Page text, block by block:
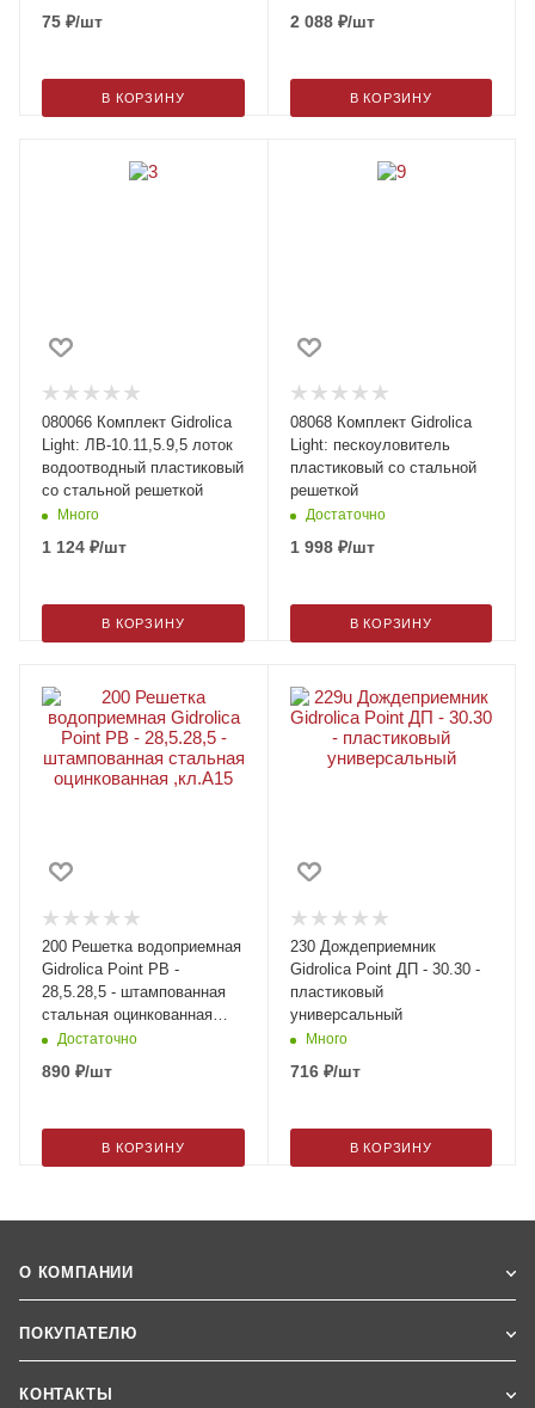
75 ₽/шт
В КОРЗИНУ
2 088₽/шт
В КОРЗИНУ
080066 Комплект Gidrolica
Light: ЛВ-10.11,5.9,5 лоток
водоотводный пластиковый
со стальной решеткой
Много
1 124 ₽/шт
В КОРЗИНУ
08068 Комплект Gidrolica
Light: пескоуловитель
пластиковый со стальной
решеткой
Достаточно
1 998₽/шт
В КОРЗИНУ
200 Решетка водоприемная
Gidrolica Point РВ -
28,5.28,5 - штампованная
стальная оцинкованная
,кл.А15
Достаточно
890 ₽/шт
В КОРЗИНУ
230 Дождеприемник
Gidrolica Point ДП - 30.30 -
пластиковый
универсальный
Много
716₽/шт
В КОРЗИНУ
О КОМПАНИИ
ПОКУПАТЕЛЮ
КОНТАКТЫ